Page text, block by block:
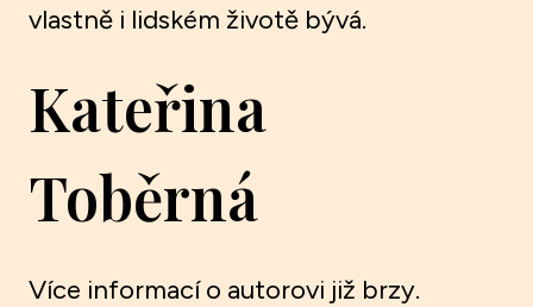
vlastně i lidském životě bývá.
Kateřina
Toběrná
Více informací o autorovi již brzy.